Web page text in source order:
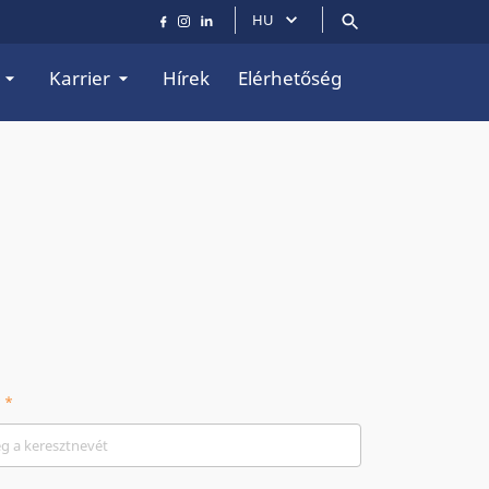
HU
Karrier Hírek Elérhetőség